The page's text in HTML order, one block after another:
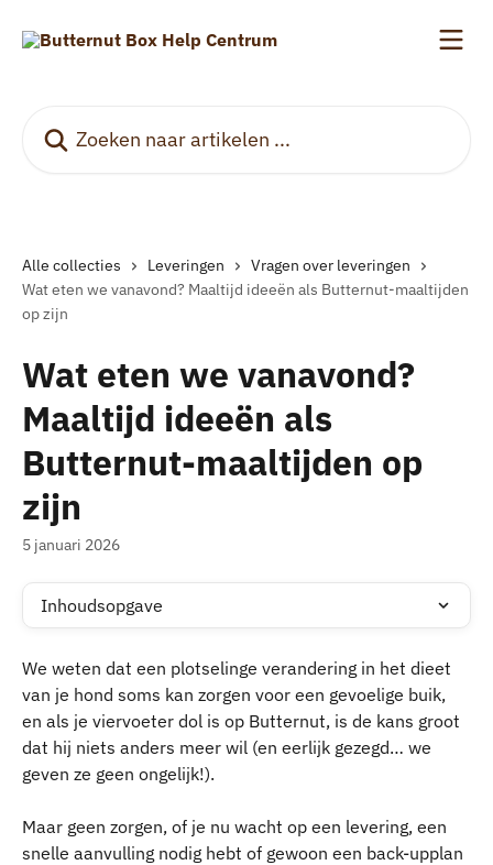
Alle collecties Leveringen
Vragen over leveringen
Wat eten we vanavond? Maaltijd ideeën als Butternut-maaltijden
op zijn
Wat eten we vanavond?
Maaltijd ideeën als
Butternut-maaltijden op
zijn
5 januari 2026
Inhoudsopgave
We weten dat een plotselinge verandering in het dieet
van je hond soms kan zorgen voor een gevoelige buik,
en als je viervoeter dol is op Butternut, is de kans groot
dat hij niets anders meer wil (en eerlijk gezegd… we
geven ze geen ongelijk!).
Maar geen zorgen, of je nu wacht op een levering, een
snelle aanvulling nodig hebt of gewoon een back-upplan